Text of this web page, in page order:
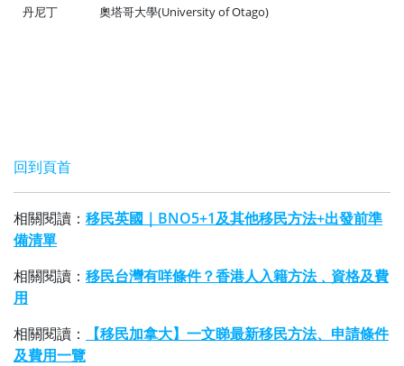
丹尼丁 奧塔哥大學(University of Otago)
回到頁首
相關閱讀： 移民英國｜BNO5+1及其他移民方法+出發前準
備清單
相關閱讀： 移民台灣有咩條件？香港人入籍方法﹑資格及費
用
相關閱讀：
【移民加拿大】一文睇最新移民方法、申請條件
及費用一覽